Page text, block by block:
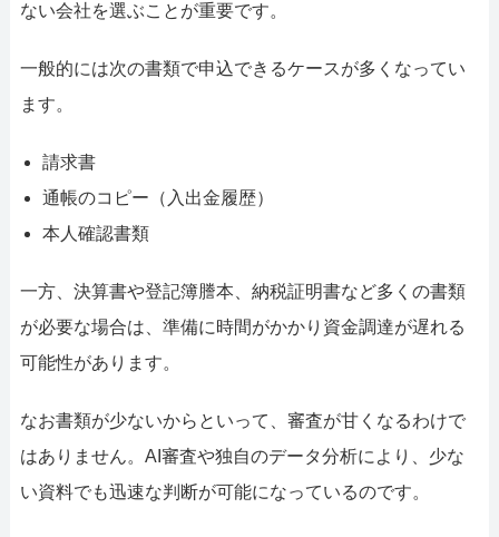
ない会社を選ぶことが重要です。
一般的には次の書類で申込できるケースが多くなってい
ます。
請求書
通帳のコピー（入出金履歴）
本人確認書類
一方、決算書や登記簿謄本、納税証明書など多くの書類
が必要な場合は、準備に時間がかかり資金調達が遅れる
可能性があります。
なお書類が少ないからといって、審査が甘くなるわけで
はありません。AI審査や独自のデータ分析により、少な
い資料でも迅速な判断が可能になっているのです。